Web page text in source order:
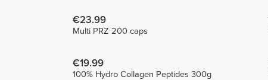
€23.99
Multi PRZ 200 caps
€19.99
100% Hydro Collagen Peptides 300g